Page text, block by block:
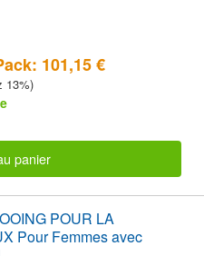
101,15 €
13%)
panier
POUR LA
Pour Femmes avec